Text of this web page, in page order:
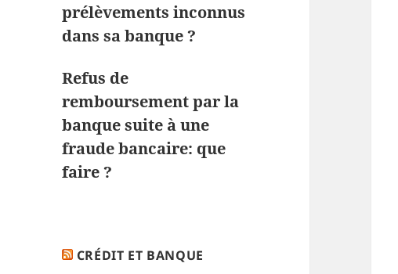
prélèvements inconnus
dans sa banque ?
Refus de
remboursement par la
banque suite à une
fraude bancaire: que
faire ?
CRÉDIT ET BANQUE